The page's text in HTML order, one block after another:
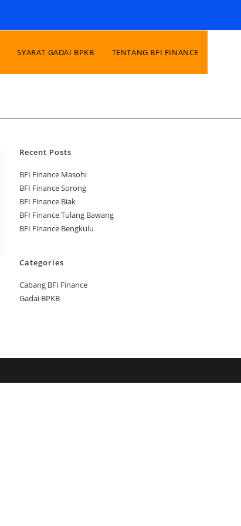
SYARAT GADAI BPKB TENTANG BFI FINANCE
Recent Posts
BFI Finance Masohi
BFI Finance Sorong
BFI Finance Biak
BFI Finance Tulang Bawang
BFI Finance Bengkulu
Categories
Cabang BFI Finance
Gadai BPKB